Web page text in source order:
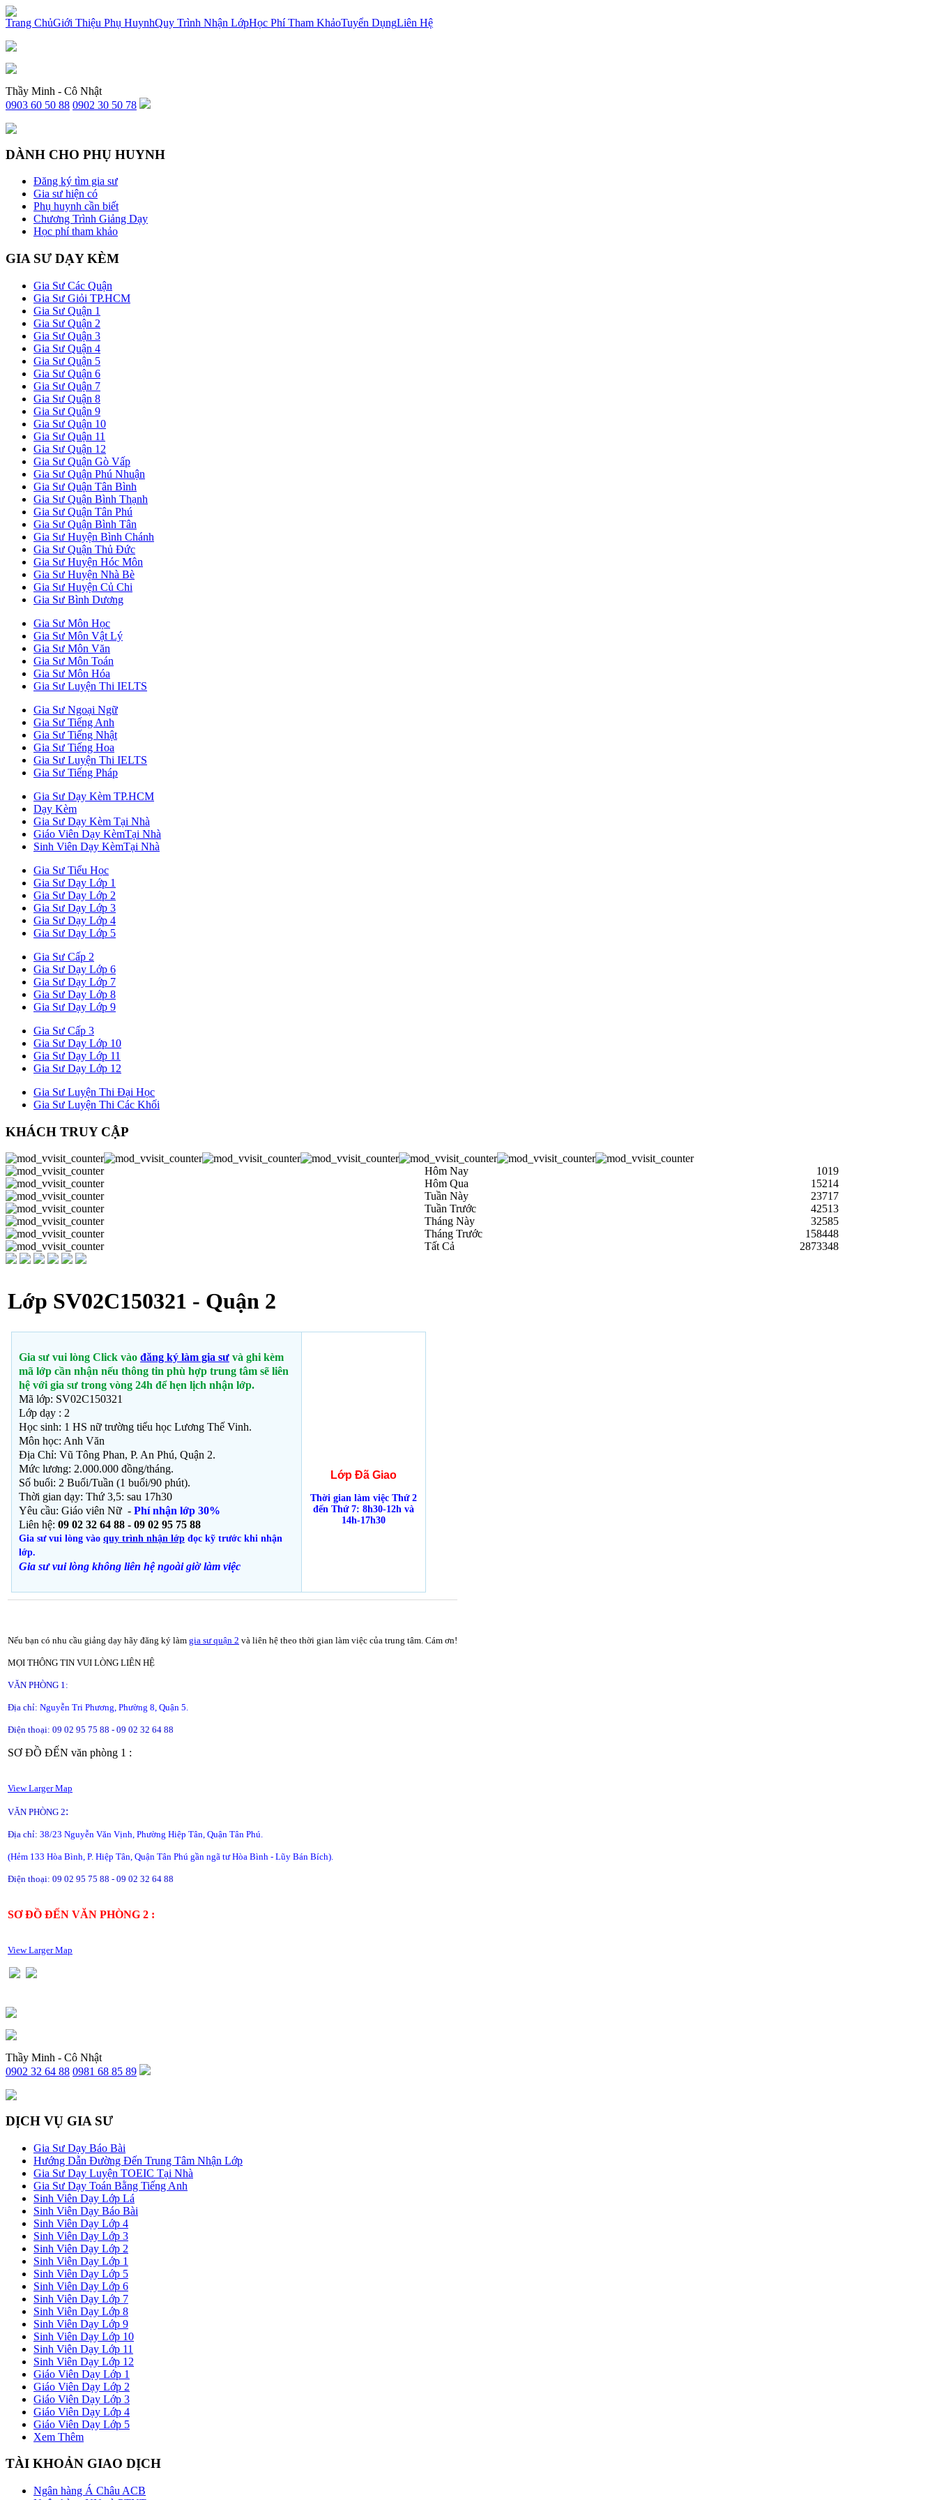
x
Trang ChủGiới Thiệu Phụ HuynhQuy Trình Nhận LớpHọc Phí Tham KhảoTuyển DụngLiên Hệ
Thầy Minh - Cô Nhật
0903 60 50 88 0902 30 50 78
DÀNH CHO PHỤ HUYNH
Đăng ký tìm gia sư
Gia sư hiện có
Phụ huynh cần biết
Chương Trình Giảng Dạy
Học phí tham khảo
GIA SƯ DẠY KÈM
Gia Sư Các Quận
Gia Sư Giỏi TP.HCM
Gia Sư Quận 1
Gia Sư Quận 2
Gia Sư Quận 3
Gia Sư Quận 4
Gia Sư Quận 5
Gia Sư Quận 6
Gia Sư Quận 7
Gia Sư Quận 8
Gia Sư Quận 9
Gia Sư Quận 10
Gia Sư Quận 11
Gia Sư Quận 12
Gia Sư Quận Gò Vấp
Gia Sư Quận Phú Nhuận
Gia Sư Quận Tân Bình
Gia Sư Quận Bình Thạnh
Gia Sư Quận Tân Phú
Gia Sư Quận Bình Tân
Gia Sư Huyện Bình Chánh
Gia Sư Quận Thủ Đức
Gia Sư Huyện Hóc Môn
Gia Sư Huyện Nhà Bè
Gia Sư Huyện Củ Chi
Gia Sư Bình Dương
Gia Sư Môn Học
Gia Sư Môn Vật Lý
Gia Sư Môn Văn
Gia Sư Môn Toán
Gia Sư Môn Hóa
Gia Sư Luyện Thi IELTS
Gia Sư Ngoại Ngữ
Gia Sư Tiếng Anh
Gia Sư Tiếng Nhật
Gia Sư Tiếng Hoa
Gia Sư Luyện Thi IELTS
Gia Sư Tiếng Pháp
Gia Sư Dạy Kèm TP.HCM
Dạy Kèm
Gia Sư Dạy Kèm Tại Nhà
Giáo Viên Dạy KèmTại Nhà
Sinh Viên Dạy KèmTại Nhà
Gia Sư Tiểu Học
Gia Sư Dạy Lớp 1
Gia Sư Dạy Lớp 2
Gia Sư Dạy Lớp 3
Gia Sư Dạy Lớp 4
Gia Sư Dạy Lớp 5
Gia Sư Cấp 2
Gia Sư Dạy Lớp 6
Gia Sư Dạy Lớp 7
Gia Sư Dạy Lớp 8
Gia Sư Dạy Lớp 9
Gia Sư Cấp 3
Gia Sư Dạy Lớp 10
Gia Sư Dạy Lớp 11
Gia Sư Dạy Lớp 12
Gia Sư Luyện Thi Đại Học
Gia Sư Luyện Thi Các Khối
KHÁCH TRUY CẬP
Hôm Nay
1019
Hôm Qua
15214
Tuần Này
23717
Tuần Trước
42513
Tháng Này
32585
Tháng Trước
158448
Tất Cả
2873348
Lớp SV02C150321 - Quận 2
Gia sư vui lòng Click vào đăng ký làm gia sư và ghi kèm
mã lớp cần nhận nếu thông tin phù hợp trung tâm sẽ liên
hệ với gia sư trong vòng 24h để hẹn lịch nhận lớp.
Mã lớp: SV02C150321
Lớp dạy : 2
Học sinh: 1 HS nữ trường tiểu học Lương Thế Vinh.
Môn học: Anh Văn
Địa Chỉ: Vũ Tông Phan, P. An Phú, Quận 2.
Mức lương: 2.000.000 đồng/tháng.
Số buổi: 2 Buổi/Tuần (1 buổi/90 phút).
Thời gian dạy: Thứ 3,5: sau 17h30
Yêu cầu: Giáo viên Nữ - Phí nhận lớp 30%
Liên hệ: 09 02 32 64 88 - 09 02 95 75 88
Gia sư vui lòng vào quy trình nhận lớp đọc kỹ trước khi nhận
lớp.
Gia sư vui lòng không liên hệ ngoài giờlàm việc
Lớp Đã Giao
Thời gian làm việc Thứ 2
đến Thứ 7: 8h30-12h và
14h-17h30
Nếu bạn có nhu cầu giảng dạy hãy đăng ký làm gia sư quận 2 và liên hệ theo thời gian làm việc của trung tâm. Cám ơn!
MỌI THÔNG TIN VUI LÒNG LIÊN HỆ
VĂN PHÒNG 1:
Địa chỉ: Nguyễn Tri Phương, Phường 8, Quận 5.
Điện thoại: 09 02 95 75 88 - 09 02 32 64 88
SƠ ĐỒ ĐẾN văn phòng 1 :
View Larger Map
VĂN PHÒNG 2:
Địa chỉ: 38/23 Nguyễn Văn Vịnh, Phường Hiệp Tân, Quận Tân Phú.
(Hẻm 133 Hòa Bình, P. Hiệp Tân, Quận Tân Phú gần ngã tư Hòa Bình - Lũy Bán Bích).
Điện thoại: 09 02 95 75 88 - 09 02 32 64 88
SƠ ĐỒ ĐẾN VĂN PHÒNG 2 :
View Larger Map
Thầy Minh - Cô Nhật
0902 32 64 88 0981 68 85 89
DỊCH VỤ GIA SƯ
Gia Sư Dạy Báo Bài
Hướng Dẫn Đường Đến Trung Tâm Nhận Lớp
Gia Sư Dạy Luyện TOEIC Tại Nhà
Gia Sư Dạy Toán Bằng Tiếng Anh
Sinh Viên Dạy Lớp Lá
Sinh Viên Dạy Báo Bài
Sinh Viên Dạy Lớp 4
Sinh Viên Dạy Lớp 3
Sinh Viên Dạy Lớp 2
Sinh Viên Dạy Lớp 1
Sinh Viên Dạy Lớp 5
Sinh Viên Dạy Lớp 6
Sinh Viên Dạy Lớp 7
Sinh Viên Dạy Lớp 8
Sinh Viên Dạy Lớp 9
Sinh Viên Dạy Lớp 10
Sinh Viên Dạy Lớp 11
Sinh Viên Dạy Lớp 12
Giáo Viên Dạy Lớp 1
Giáo Viên Dạy Lớp 2
Giáo Viên Dạy Lớp 3
Giáo Viên Dạy Lớp 4
Giáo Viên Dạy Lớp 5
Xem Thêm
TÀI KHOẢN GIAO DỊCH
Ngân hàng Á Châu ACB